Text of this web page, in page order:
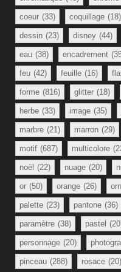
coeur (33) coquillage (18)
dessin (23) disney (44)
eau (38) encadrement
feu (42) feuille (16)
forme (816) glitter (18)
herbe (33) image (35)
marbre (21) marron (29)
motif (687) multicolore
noël (22) nuage (20)
or (50) orange (26)
palette (23) pantone (36)
paramètre (38) pastel
personnage (20)
pinceau (288) rosace (20)